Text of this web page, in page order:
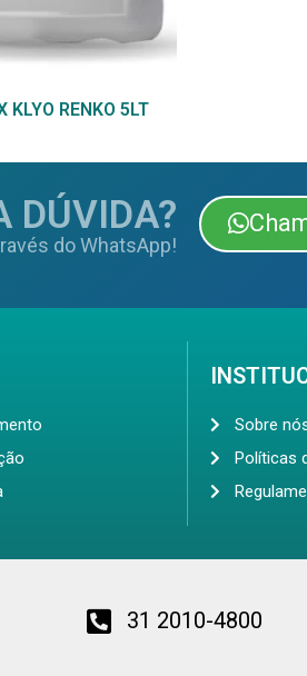
KLYO RENKO 5LT
DÚVIDA?
do WhatsApp!
Sobre
Políticas
31 2010-4800